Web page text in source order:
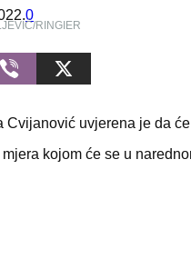
0
RINGIER
uvjerena je da
kojom će se u